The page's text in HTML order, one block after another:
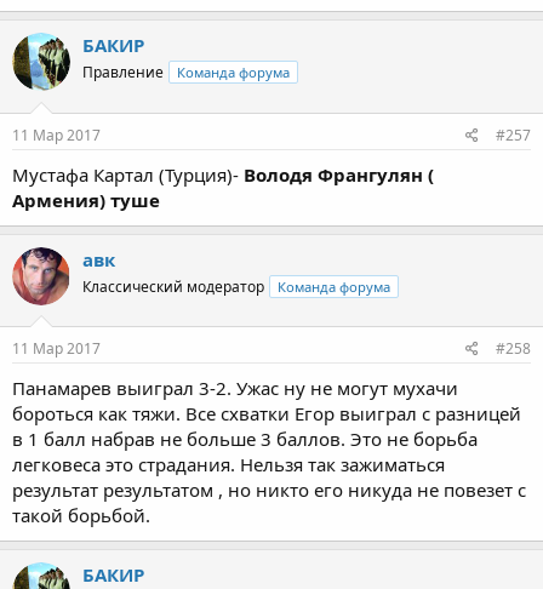
БАКИР
Правление Команда форума
11 Мар 2017 #257
Мустафа Картал (Турция)- Володя Франгулян (
Армения) туше
авк
Классический модератор Команда форума
11 Мар 2017 #258
Панамарев выиграл 3-2. Ужас ну не могут мухачи
бороться как тяжи. Все схватки Егор выиграл с разницей
в 1 балл набрав не больше 3 баллов. Это не борьба
легковеса это страдания. Нельзя так зажиматься
результат результатом , но никто его никуда не повезет с
такой борьбой.
БАКИР